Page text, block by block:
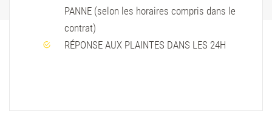
PANNE (selon les horaires compris dans le
contrat)
RÉPONSE AUX PLAINTES DANS LES 24H